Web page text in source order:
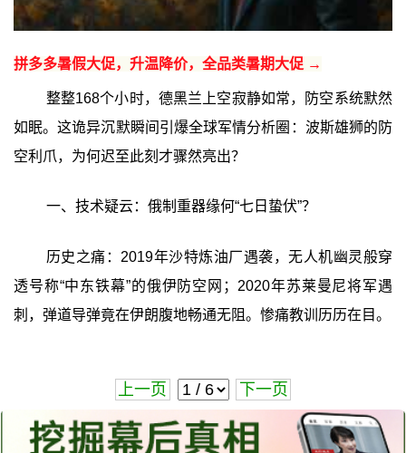
拼多多暑假大促，升温降价，全品类暑期大促 →
整整168个小时，德黑兰上空寂静如常，防空系统默然
如眠。这诡异沉默瞬间引爆全球军情分析圈：波斯雄狮的防
空利爪，为何迟至此刻才骤然亮出？
一、技术疑云：俄制重器缘何“七日蛰伏”？
历史之痛：2019年沙特炼油厂遇袭，无人机幽灵般穿
透号称“中东铁幕”的俄伊防空网；2020年苏莱曼尼将军遇
刺，弹道导弹竟在伊朗腹地畅通无阻。惨痛教训历历在目。
上一页 下一页